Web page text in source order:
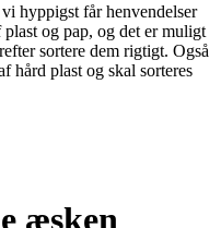
hyppigst får henvendelser
og pap, og det er muligt
sortere dem rigtigt. Også
hård plast og skal sorteres
æsken